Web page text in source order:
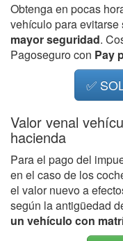
Obtenga en pocas
vehículo para evitarse
mayor seguridad.
Pagoseguro con Pay
✅
Valor venal
hacienda
Para el pago del
en el caso de los
el valor nuevo a
según la antigüedad
un vehículo con